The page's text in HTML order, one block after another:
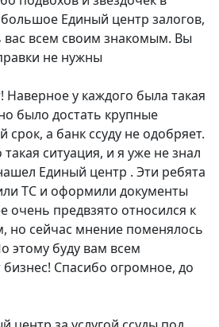
Единый центр залогов,
вас всем своим знакомым. Вы
не нужны
Наверное у каждого была такая
было достать крупные
срок, а банк ссуду не одобряет.
ситуация, и я уже не знал
Единый центр . Эти ребята
ТС и оформили документы
очень предвзято относился к
но сейчас мнение поменялось
этому буду вам всем
Спасибо огромное, до